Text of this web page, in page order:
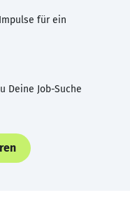
für ein
Deine Job-Suche